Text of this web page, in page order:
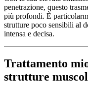
penetrazione, questo
più profondi. È
strutture poco sensibili al
intensa e decisa.
Trattamento
strutture